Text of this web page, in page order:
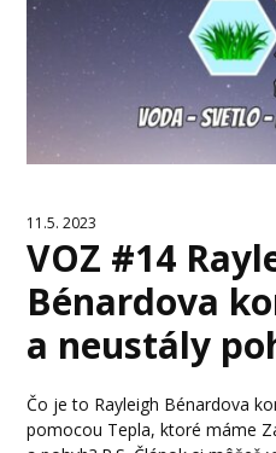
11.5. 2023
VOZ #14
Bénardova
a neustály
Čo je to Rayleigh Bénardova
pomocou Tepla, ktoré máme